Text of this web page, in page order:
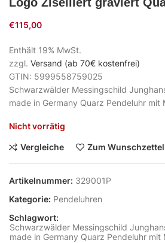
€115,00
Enthält 19% MwSt.
zzgl. Versand (ab 70€ kostenfrei)
GTIN: 5999558759025
Schwarzwälder Messingschild
made in Germany Quarz Pendeluhr mit
Nicht vorrätig
Vergleiche Zum
Artikelnummer: 329001P
Kategorie: Pendeluhren
Schlagwort:
Schwarzwälder Messingschild
made in Germany Quarz Pendeluhr mit